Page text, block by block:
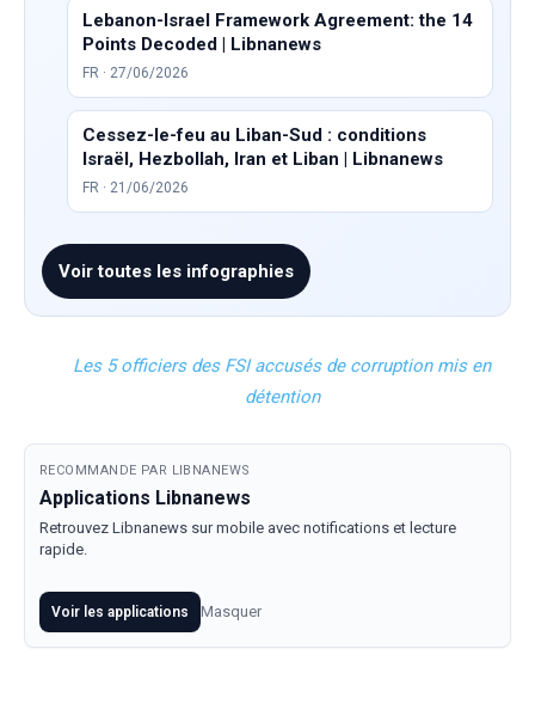
Lebanon-Israel Framework Agreement: the 14
Points Decoded | Libnanews
FR · 27/06/2026
Cessez-le-feu au Liban-Sud : conditions
Israël, Hezbollah, Iran et Liban | Libnanews
FR · 21/06/2026
Voir toutes les infographies
Les 5 officiers des FSI accusés de corruption mis en
détention
RECOMMANDE PAR LIBNANEWS
Applications Libnanews
Retrouvez Libnanews sur mobile avec notifications et lecture
rapide.
Voir les applications Masquer